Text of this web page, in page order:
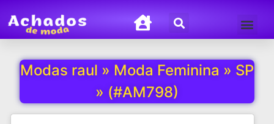
Modas raul » Moda Feminina » SP
» (#AM798)